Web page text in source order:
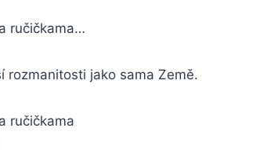
ručičkama…
rozmanitosti jako sama Země.
ručičkama